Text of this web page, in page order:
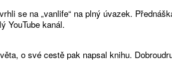
se na „vanlife“ na plný úvazek.
YouTube kanál.
o své cestě pak napsal knihu.